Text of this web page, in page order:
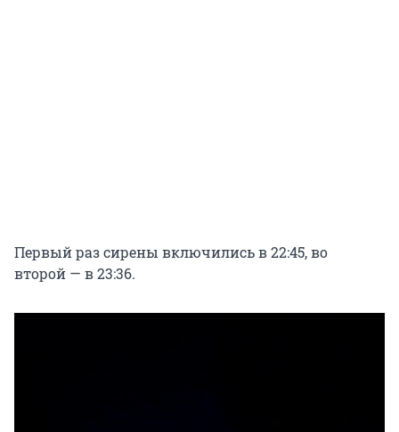
Первый раз сирены включились в 22:45, во
второй — в 23:36.